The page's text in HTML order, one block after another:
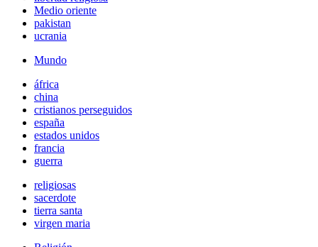
Medio oriente
pakistan
ucrania
Mundo
áfrica
china
cristianos perseguidos
españa
estados unidos
francia
guerra
religiosas
sacerdote
tierra santa
virgen maria